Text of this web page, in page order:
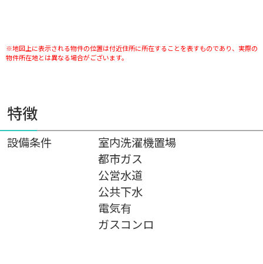
※地図上に表示される物件の位置は付近住所に所在することを表すものであり、実際の
物件所在地とは異なる場合がございます。
特徴
設備条件
室内洗濯機置場
都市ガス
公営水道
公共下水
電気有
ガスコンロ